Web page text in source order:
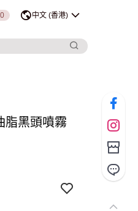
0 中文 (香港)
脂黑頭噴霧